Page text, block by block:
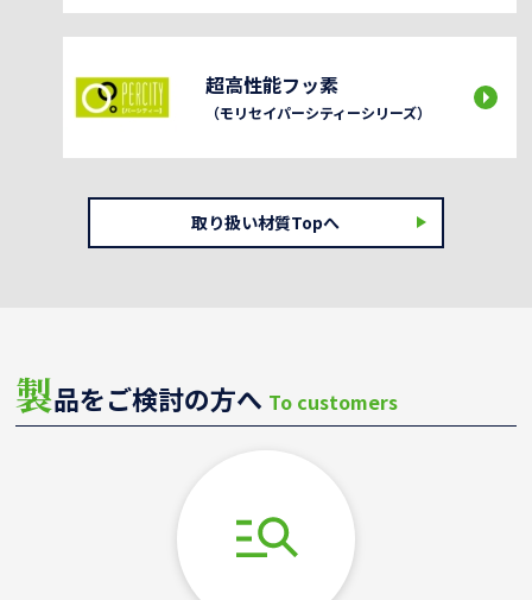
超高性能フッ素
（モリセイパーシティーシリーズ）
取り扱い材質Topへ
製品をご検討の方へ To customers